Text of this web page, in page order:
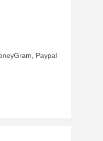
Paypal